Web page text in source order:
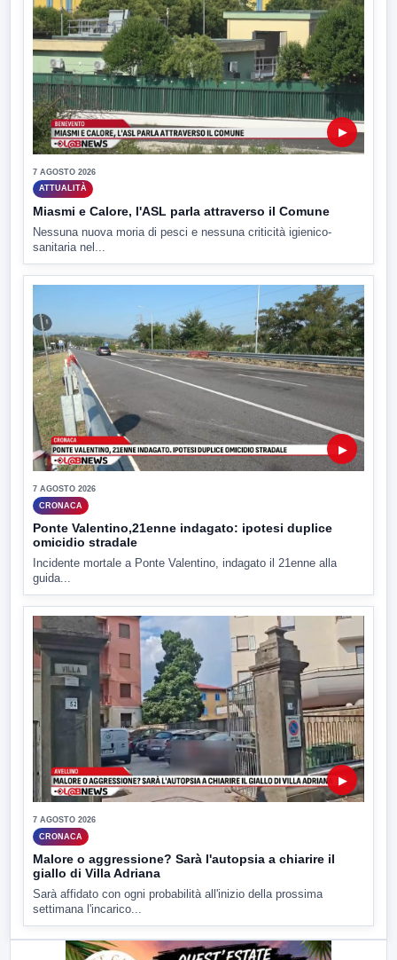
▶
7 AGOSTO 2026
ATTUALITÀ
Miasmi e Calore, l'ASL parla attraverso il Comune
Nessuna nuova moria di pesci e nessuna criticità igienico-
sanitaria nel...
▶
7 AGOSTO 2026
CRONACA
Ponte Valentino,21enne indagato: ipotesi duplice
omicidio stradale
Incidente mortale a Ponte Valentino, indagato il 21enne alla
guida...
▶
7 AGOSTO 2026
CRONACA
Malore o aggressione? Sarà l'autopsia a chiarire il
giallo di Villa Adriana
Sarà affidato con ogni probabilità all'inizio della prossima
settimana l'incarico...